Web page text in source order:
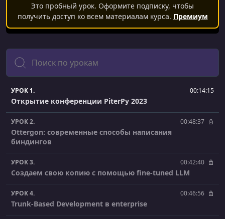
Это пробный урок. Оформите подписку, чтобы
получить доступ ко всем материалам курса. Премиум
Поиск
УРОК 1. 00:14:15
Открытие конференции PiterPy 2023
УРОК 2. 00:48:37
Ottergon: современные способы написания
биндингов
УРОК 3. 00:42:40
Создаем свою копию с помощью fine-tuned LLM
УРОК 4. 00:46:56
Trunk-Based Development в enterprise